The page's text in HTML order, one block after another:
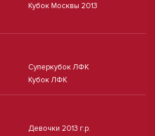
Кубок Москвы 2013
Суперкубок ЛФК
Кубок ЛФК
Девочки 2013 г.р.